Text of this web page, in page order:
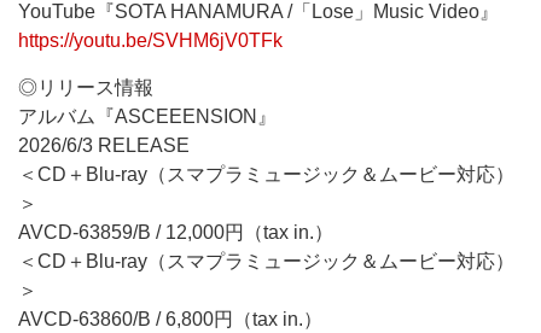
YouTube『SOTA HANAMURA /「Lose」Music Video』
https://youtu.be/SVHM6jV0TFk
◎リリース情報
アルバム『ASCEEENSION』
2026/6/3 RELEASE
＜CD＋Blu-ray（スマプラミュージック＆ムービー対応）
＞
AVCD-63859/B / 12,000円（tax in.）
＜CD＋Blu-ray（スマプラミュージック＆ムービー対応）
＞
AVCD-63860/B / 6,800円（tax in.）